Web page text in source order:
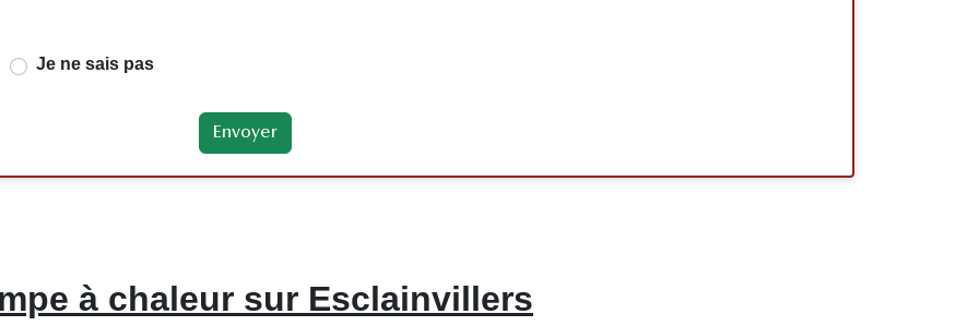
Je ne sais pas
à chaleur sur Esclainvillers